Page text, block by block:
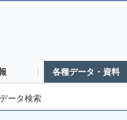
各種データ・資料
ータ検索